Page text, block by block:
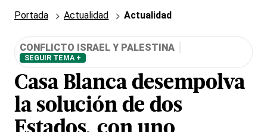
Portada Actualidad Actualidad
CONFLICTO ISRAEL Y PALESTINA
SEGUIR TEMA +
Casa Blanca desempolva
la solución de dos